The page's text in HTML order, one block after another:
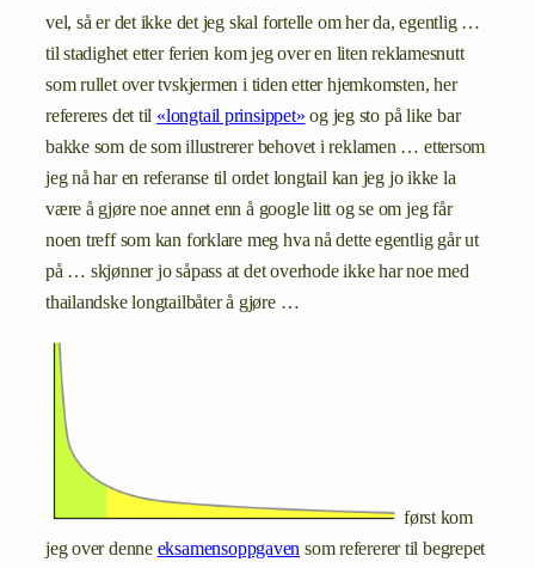
vel, så er det ikke det jeg skal fortelle om her da, egentlig …
til stadighet etter ferien kom jeg over en liten reklamesnutt
som rullet over tvskjermen i tiden etter hjemkomsten, her
refereres det til «longtail prinsippet» og jeg sto på like bar
bakke som de som illustrerer behovet i reklamen … ettersom
jeg nå har en referanse til ordet longtail kan jeg jo ikke la
være å gjøre noe annet enn å google litt og se om jeg får
noen treff som kan forklare meg hva nå dette egentlig går ut
på … skjønner jo såpass at det overhode ikke har noe med
thailandske longtailbåter å gjøre …
først kom
jeg over denne eksamensoppgaven som refererer til begrepet